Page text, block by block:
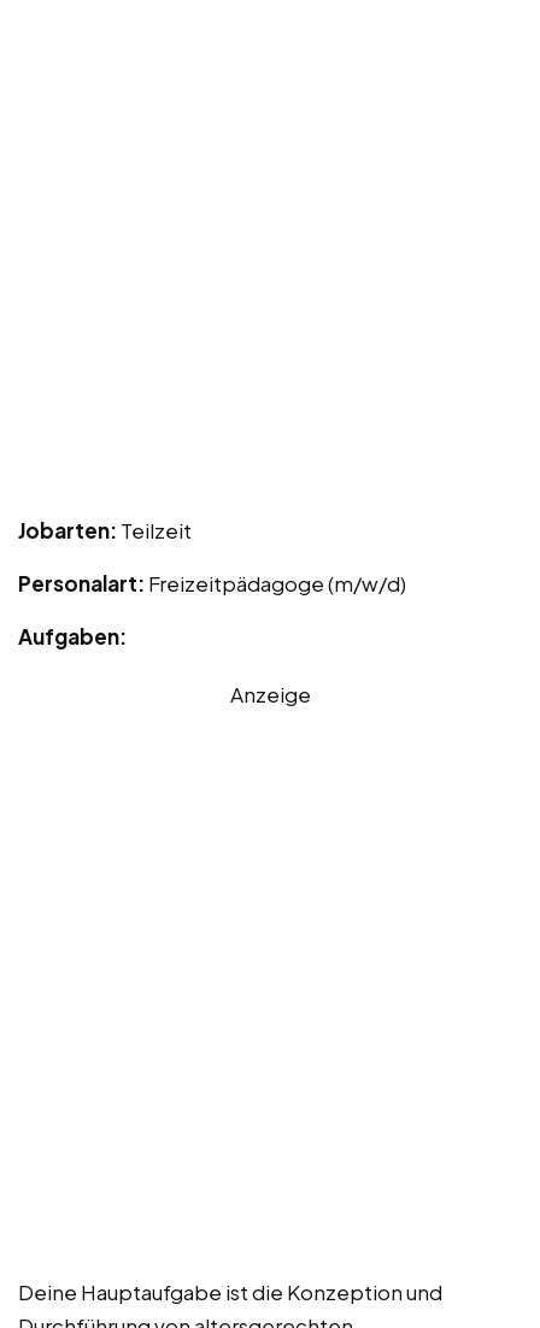
Jobarten: Teilzeit
Personalart: Freizeitpädagoge (m/w/d)
Aufgaben:
Anzeige
Deine Hauptaufgabe ist die Konzeption und